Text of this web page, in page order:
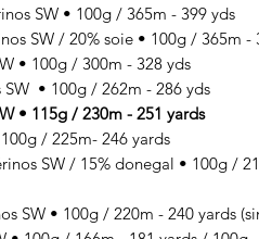
SW • 100g / 365m - 399 yds
SW / 20% soie • 100g / 365m -
• 100g / 300m - 328 yds
• 100g / 262m - 286 yds
• 115g / 230m - 251 yards
/ 225m- 246 yards
SW / 15% donegal • 100g /
SW • 100g / 220m - 240 yards